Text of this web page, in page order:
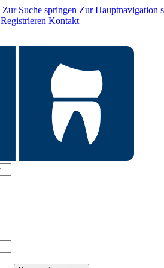
Zur Suche springen Zur Hauptnavigation
Registrieren Kontakt